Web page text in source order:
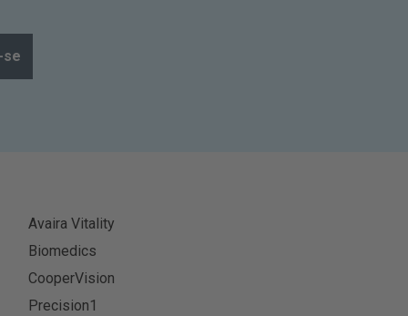
se
Avaira Vitality
Biomedics
CooperVision
Precision1